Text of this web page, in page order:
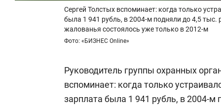
Сергей Толстых вспоминает: когда только
была 1 941 рубль, в 2004-м подняли до 4,5
жалованья состоялось уже только в 2012-м
Фото: «БИЗНЕС Online»
Руководитель группы охранных
вспоминает: когда только
зарплата была 1 941 рубль, в 2004-